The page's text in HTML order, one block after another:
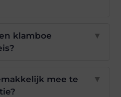
klamboe
▼
mee te
▼